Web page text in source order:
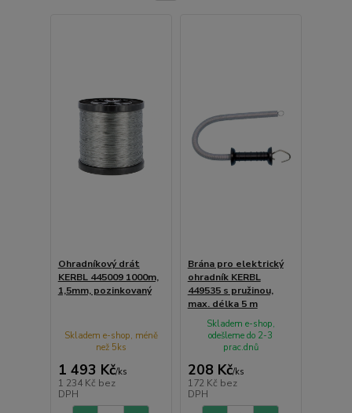
Ohradníkový drát
KERBL 445009 1000m,
1,5mm, pozinkovaný
1 493 Kč/ks
1 234 Kč bez
DPH
Skladem e-shop, méně
než 5ks
Brána pro elektrický
ohradník KERBL
449535 s pružinou,
max. délka 5 m
208 Kč/ks
172 Kč bez
DPH
Skladem e-shop,
odešleme do 2-3
prac.dnů